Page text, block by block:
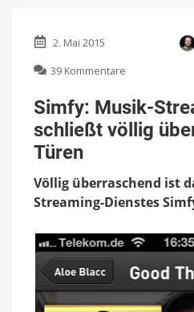
2. Mai 2015
39 Kommentare
Musik-
Streaming-
Dienst
die
Türen
Simfy: Musik-
schließt völlig
Türen
Völlig überraschend ist
Streaming-Dienstes